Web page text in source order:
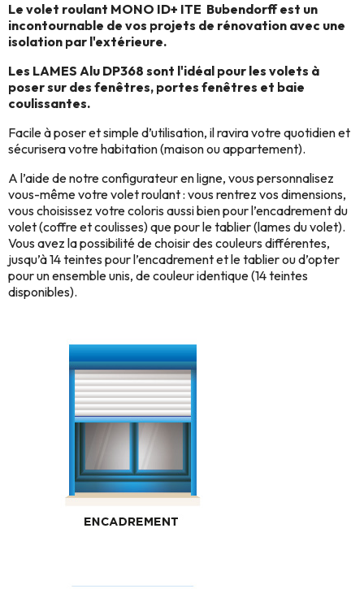
Le volet roulant MONO ID+ ITE Bubendorff est un
incontournable de vos projets de rénovation avec une
isolation par l'extérieure.
Les LAMES Alu DP368 sont l'idéal pour les volets à
poser sur des fenêtres, portes fenêtres et baie
coulissantes.
Facile à poser et simple d’utilisation, il ravira votre quotidien et
sécurisera votre habitation (maison ou appartement).
A l’aide de notre configurateur en ligne, vous personnalisez
vous-même votre volet roulant : vous rentrez vos dimensions,
vous choisissez votre coloris aussi bien pour l’encadrement du
volet (coffre et coulisses) que pour le tablier (lames du volet).
Vous avez la possibilité de choisir des couleurs différentes,
jusqu’à 14 teintes pour l’encadrement et le tablier ou d’opter
pour un ensemble unis, de couleur identique (14 teintes
disponibles).